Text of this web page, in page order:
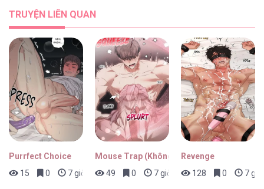
TRUYỆN LIÊN QUAN
Purrfect Choice
15
0 7 giờ trước
Mouse Trap (Không Che)
49
0 7 giờ trước
Revenge
128
0 7